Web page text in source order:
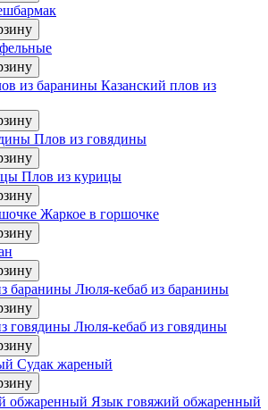
Казанский плов из
Плов из говядины
Плов из курицы
Жаркое в горшочке
Люля-кебаб из баранины
Люля-кебаб из говядины
Судак жареный
Язык говяжий обжаренный